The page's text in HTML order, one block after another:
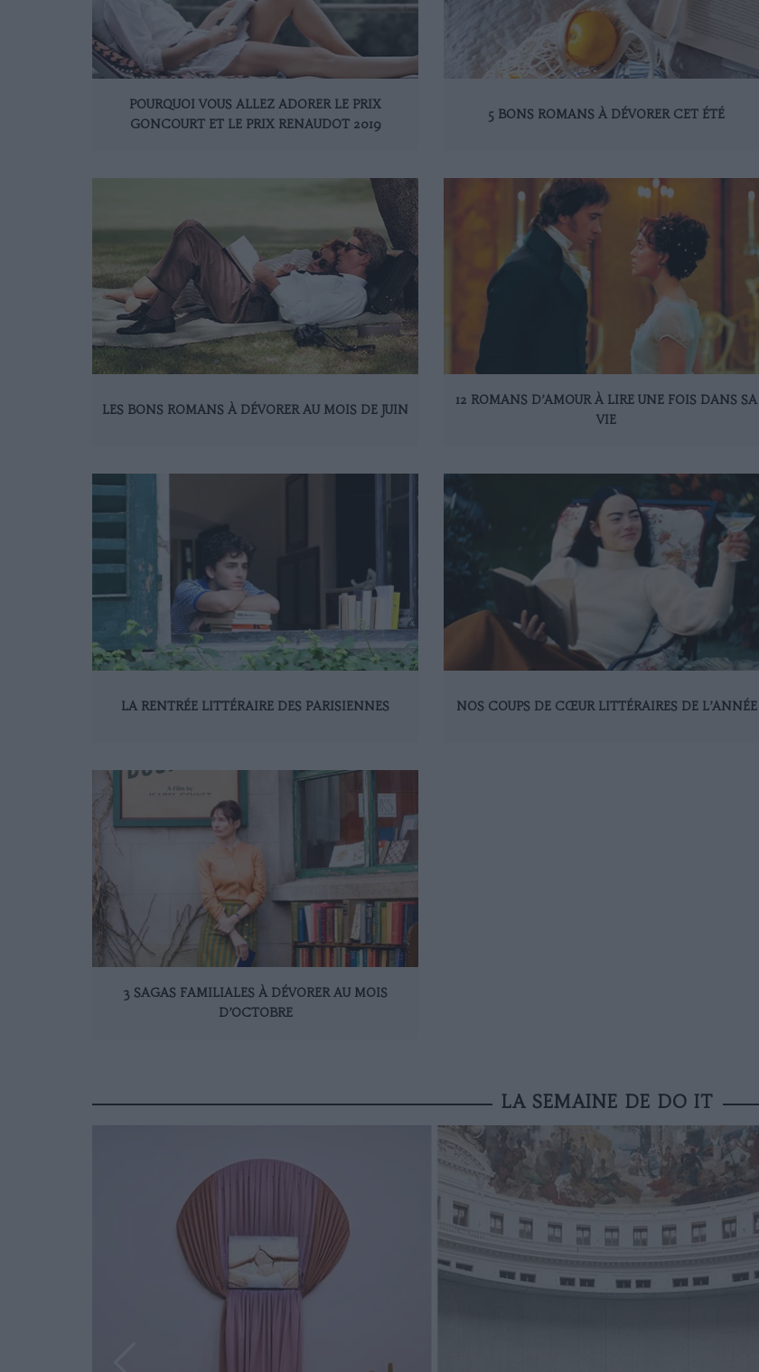
POURQUOI VOUS ALLEZ ADORER LE PRIX
GONCOURT ET LE PRIX RENAUDOT 2019
5 BONS ROMANS À DÉVORER CET ÉTÉ
LES BONS ROMANS À DÉVORER AU MOIS DE JUIN
12 ROMANS D’AMOUR À LIRE UNE FOIS DANS SA
VIE
LA RENTRÉE LITTÉRAIRE DES PARISIENNES NOS COUPS DE CŒUR LITTÉRAIRES DE L’ANNÉE
3 SAGAS FAMILIALES À DÉVORER AU MOIS
D’OCTOBRE
LA SEMAINE DE DO IT